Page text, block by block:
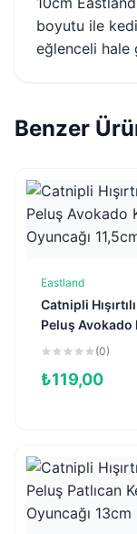
boyutu ile
eğlenceli hale
Benzer
Sepete
Eastland
Catnipli Hışırtılı
Peluş Avokado
Oyuncağı(0)
₺119,00